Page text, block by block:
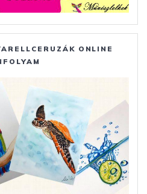
ONLINE